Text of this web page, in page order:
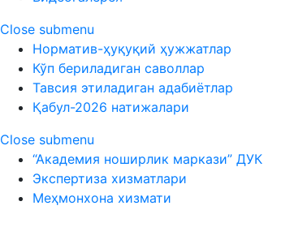
Close submenu
Норматив-ҳуқуқий ҳужжатлар
Кўп бериладиган саволлар
Тавсия этиладиган адабиётлар
Қабул-2026 натижалари
Close submenu
“Академия ноширлик маркази” ДУК
Экспертиза хизматлари
Меҳмонхона хизмати